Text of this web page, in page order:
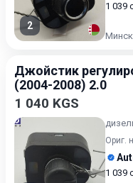
2
1 039
Минск
Джойстик
(2004-2008) 2.0
1 040 KGS
Ориг.
1 039